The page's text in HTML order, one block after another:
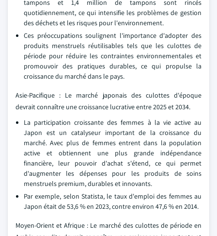
tampons et 1,4 million de tampons sont rincés
quotidiennement, ce qui intensifie les problèmes de gestion
des déchets et les risques pour l'environnement.
Ces préoccupations soulignent l'importance d'adopter des
produits menstruels réutilisables tels que les culottes de
période pour réduire les contraintes environnementales et
promouvoir des pratiques durables, ce qui propulse la
croissance du marché dans le pays.
Asie-Pacifique : Le marché japonais des culottes d'époque
devrait connaître une croissance lucrative entre 2025 et 2034.
La participation croissante des femmes à la vie active au
Japon est un catalyseur important de la croissance du
marché. Avec plus de femmes entrent dans la population
active et obtiennent une plus grande indépendance
financière, leur pouvoir d'achat s'étend, ce qui permet
d'augmenter les dépenses pour les produits de soins
menstruels premium, durables et innovants.
Par exemple, selon Statista, le taux d'emploi des femmes au
Japon était de 53,6 % en 2023, contre environ 47,6 % en 2014.
Moyen-Orient et Afrique : Le marché des culottes de période en